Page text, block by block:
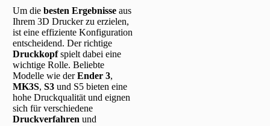
Um die besten Ergebnisse aus
Ihrem 3D Drucker zu erzielen,
ist eine effiziente Konfiguration
entscheidend. Der richtige
Druckkopfspielt dabei eine
wichtige Rolle. Beliebte
Modelle wie derEnder 3,
MK3S, S3 und S5 bieten eine
hohe Druckqualität und eignen
sich für verschiedene
Druckverfahren und